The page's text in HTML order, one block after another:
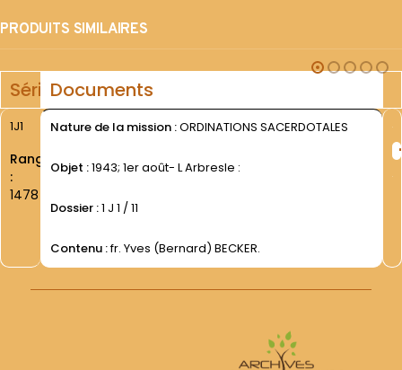
PRODUITS SIMILAIRES
SérieDocuments
1J1
Rang
:
1478
Nature de la mission :ORDINATIONS SACERDOTALES
Objet :1943; 1er août- L Arbresle :
Dossier :1 J 1 / 11
Contenu :fr. Yves (Bernard) BECKER.